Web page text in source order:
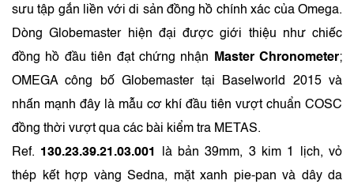
sưu tập gắn liền với di sản đồng hồ chính xác của Omega.
Dòng Globemaster hiện đại được giới thiệu như chiếc
đồng hồ đầu tiên đạt chứng nhận Master Chronometer;
OMEGA công bố Globemaster tại Baselworld 2015 và
nhấn mạnh đây là mẫu cơ khí đầu tiên vượt chuẩn COSC
đồng thời vượt qua các bài kiểm tra METAS.
Ref. 130.23.39.21.03.001
là bản 39mm, 3 kim 1 lịch, vỏ
thép kết hợp vàng Sedna, mặt xanh pie-pan và dây da